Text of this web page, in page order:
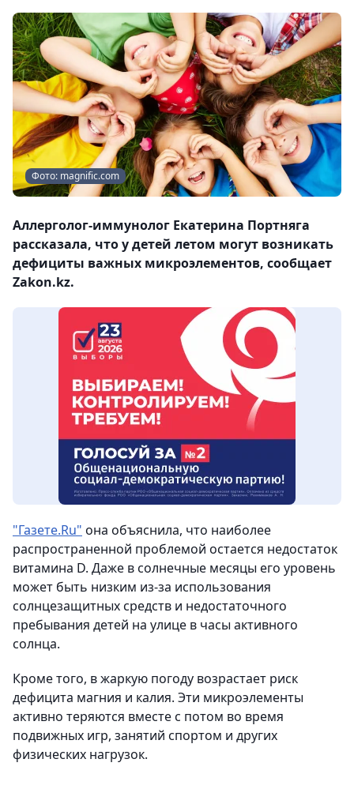
Фото: magnific.com
Аллерголог-иммунолог Екатерина Портняга
рассказала, что у детей летом могут возникать
дефициты важных микроэлементов, сообщает
Zakon.kz.
"Газете.Ru" она объяснила, что наиболее
распространенной проблемой остается недостаток
витамина D. Даже в солнечные месяцы его уровень
может быть низким из-за использования
солнцезащитных средств и недостаточного
пребывания детей на улице в часы активного
солнца.
Кроме того, в жаркую погоду возрастает риск
дефицита магния и калия. Эти микроэлементы
активно теряются вместе с потом во время
подвижных игр, занятий спортом и других
физических нагрузок.